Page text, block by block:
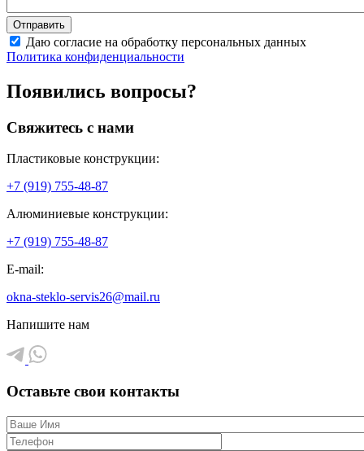
Даю согласие на обработку персональных данных
Политика конфиденциальности
Появились вопросы?
Свяжитесь с нами
Пластиковые конструкции:
+7 (919) 755-48-87
Алюминиевые конструкции:
+7 (919) 755-48-87
E-mail:
okna-steklo-servis26@mail.ru
Напишите нам
Оставьте свои контакты